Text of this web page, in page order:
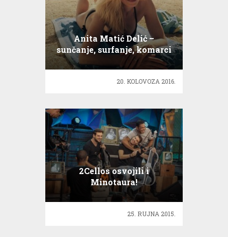
Anita Matić Delić –
sunčanje, surfanje, komarci
i riblja kost u grlu
20. KOLOVOZA 2016.
2Cellos osvojili i
Minotaura!
25. RUJNA 2015.